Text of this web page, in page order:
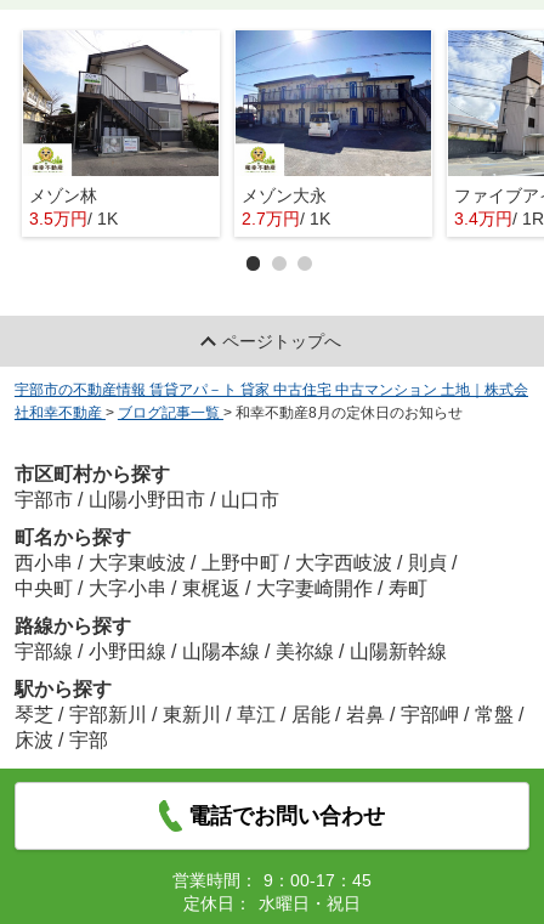
メゾン林
3.5万円/ 1K
メゾン大永
2.7万円/ 1K
ファイブア
3.4万円/ 1R
ページトップへ
宇部市の不動産情報 賃貸アパ－ト 貸家 中古住宅 中古マンション 土地｜株式会
社和幸不動産 > ブログ記事一覧 > 和幸不動産8月の定休日のお知らせ
市区町村から探す
宇部市 / 山陽小野田市 / 山口市
町名から探す
西小串 / 大字東岐波 / 上野中町 / 大字西岐波 / 則貞 /
中央町 / 大字小串 / 東梶返 / 大字妻崎開作 / 寿町
路線から探す
宇部線 / 小野田線 / 山陽本線 / 美祢線 / 山陽新幹線
駅から探す
琴芝 / 宇部新川 / 東新川 / 草江 / 居能 / 岩鼻 / 宇部岬 / 常盤 /
床波 / 宇部
電話でお問い合わせ
営業時間：
9：00-17：45
定休日：
水曜日・祝日